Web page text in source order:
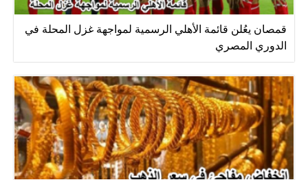
قمصان يعُلن قائمة الأهلي الرسمية لمواجهة غزل المحلة في
الدوري المصري